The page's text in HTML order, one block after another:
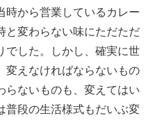
時から営業しているカレー
と変わらない味にただただ
でした。しかし、確実に世
変えなければならないもの
らないものも、変えてはい
普段の生活様式もだいぶ変